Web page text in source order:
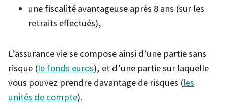
une fiscalité avantageuse après 8 ans (sur les
retraits effectués),
L’assurance vie se compose ainsi d’une partie sans
risque (le fonds euros), et d’une partie sur laquelle
vous pouvez prendre davantage de risques (les
unités de compte).